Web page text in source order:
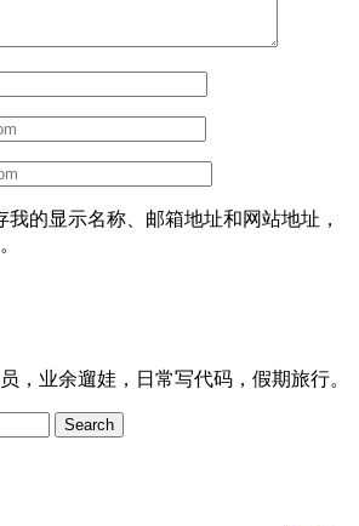
我的显示名称、邮箱地址和网站地址，
，业余遛娃，日常写代码，假期旅行。